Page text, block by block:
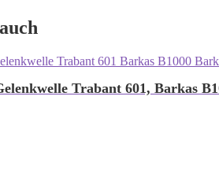
Trabant 601, Barkas